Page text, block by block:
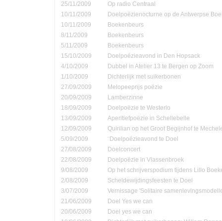
25/11/2009
Op radio Centraal
10/11/2009
Doelpoëzienocturne op de Antwerpse
10/11/2009
Boekenbeurs
8/11/2009
Boekenbeurs
5/11/2009
Boekenbeurs
15/10/2009
Doelpoëzieavond in Den Hopsack
4/10/2009
Dubbel in Atelier 13 te Bergen op Zoom
1/10/2009
Dichterlijk met suikerbonen
27/09/2009
Melopeeprijs poëzie
20/09/2009
Lamberzinne
18/09/2009
Doelpoëzie te Westerlo
13/09/2009
Aperitiefpoëzie in Schellebelle
12/09/2009
Quirilian op het Groot Begijnhof te
5/09/2009
¨Doelpoëzieavond te Doel
27/08/2009
Doelconcert
22/08/2009
Doelpoëzie in Vlassenbroek
9/08/2009
Op het schrijverspodium tijdens Lillo
2/08/2009
Scheldewijdingsfeesten te Doel
3/07/2009
Vernissage 'Solitaire
21/06/2009
Doel Yes we can
20/06/2009
Doel yes we can